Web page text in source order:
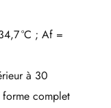
°C ; Af =
à 30
complet